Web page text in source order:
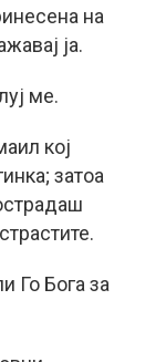
на
ја.
ме.
кој
затоа
Го Бога за